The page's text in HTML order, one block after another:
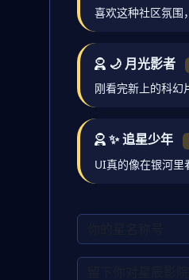
喜欢这种社区氛围
🌙 月光影者
刚看完新上的科幻
✨ 追星少年
UI真的像在银河里